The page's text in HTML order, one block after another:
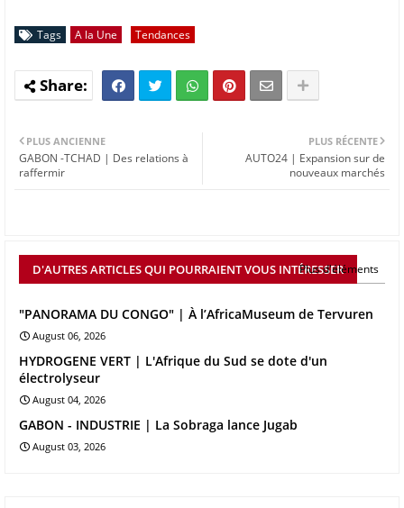
Tags A la Une Tendances
PLUS RÉCENTE
AUTO24 | Expansion sur de
nouveaux marchés
PLUS ANCIENNE
GABON -TCHAD | Des relations à
raffermir
D'AUTRES ARTICLES QUI POURRAIENT VOUS INTÉRESSER
Plus d'éléments
"PANORAMA DU CONGO" | À l’AfricaMuseum de Tervuren
August 06, 2026
HYDROGENE VERT | L'Afrique du Sud se dote d'un
électrolyseur
August 04, 2026
GABON - INDUSTRIE | La Sobraga lance Jugab
August 03, 2026